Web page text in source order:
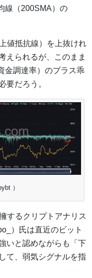
線（200SMA）の
値抵抗線）を上抜けれ
えられるが、このまま
金調達率）のプラス乖
要だろう。
）
するクリプトアナリス
）氏は直近のビット
いと認めながらも「下
て、弱気シグナルを指